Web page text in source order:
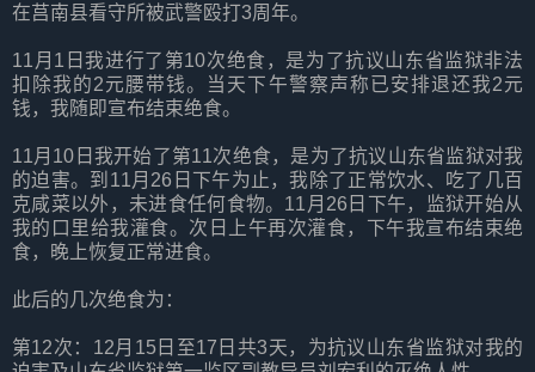
在莒南县看守所被武警殴打3周年。
11月1日我进行了第10次绝食，是为了抗议山东省监狱非法
扣除我的2元腰带钱。当天下午警察声称已安排退还我2元
钱，我随即宣布结束绝食。
11月10日我开始了第11次绝食，是为了抗议山东省监狱对我
的迫害。到11月26日下午为止，我除了正常饮水、吃了几百
克咸菜以外，未进食任何食物。11月26日下午，监狱开始从
我的口里给我灌食。次日上午再次灌食，下午我宣布结束绝
食，晚上恢复正常进食。
此后的几次绝食为：
第12次：12月15日至17日共3天，为抗议山东省监狱对我的